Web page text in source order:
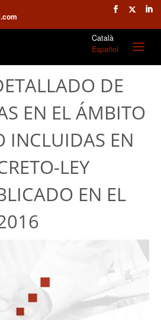
Català
Español
DE
EN EL ÁMBITO
INCLUIDAS EN
LEY
EN EL